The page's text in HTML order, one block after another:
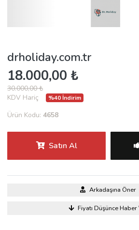
drholiday.com.tr
18.000,00 ₺
30.000,00 ₺
KDV Hariç
%40 İndirim
Ürün Kodu: 4658
Satın Al
Arkadaşına Öner
Fiyatı Düşünce Haber